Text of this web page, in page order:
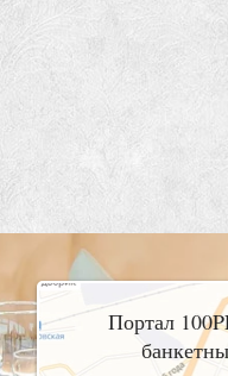
Портал